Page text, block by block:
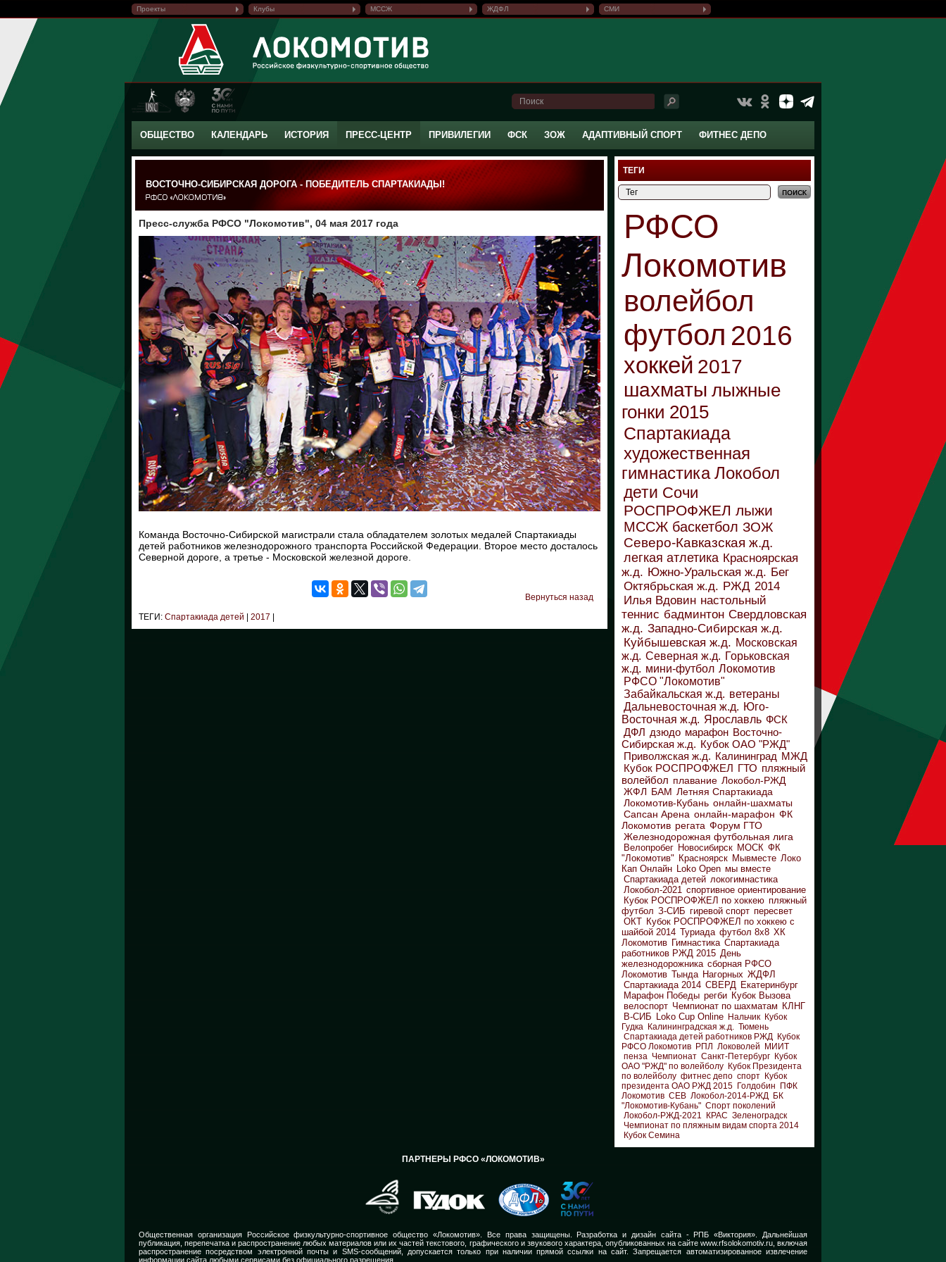
Проекты Клубы МССЖ ЖДФЛ СМИ
ОБЩЕСТВО КАЛЕНДАРЬ ИСТОРИЯ ПРЕСС-ЦЕНТР ПРИВИЛЕГИИ ФСК ЗОЖ АДАПТИВНЫЙ СПОРТ ФИТНЕС ДЕПО
ВОСТОЧНО-СИБИРСКАЯ ДОРОГА - ПОБЕДИТЕЛЬ СПАРТАКИАДЫ!
Пресс-служба РФСО "Локомотив", 04 мая 2017 года
Команда Восточно-Сибирской магистрали стала обладателем золотых медалей Спартакиады
детей работников железнодорожного транспорта Российской Федерации. Второе место досталось
Северной дороге, а третье - Московской железной дороге.
Вернуться назад
ТЕГИ: Спартакиада детей 2017
ТЕГИ
РФСО
Локомотив
волейбол
футбол 2016
хоккей 2017
шахматы лыжные
гонки 2015
Спартакиада
художественная
гимнастика Локобол
дети Сочи
РОСПРОФЖЕЛ лыжи
МССЖ баскетбол ЗОЖ
Северо-Кавказская ж.д.
легкая атлетика Красноярская
ж.д. Южно-Уральская ж.д. Бег
Октябрьская ж.д. РЖД 2014
Илья Вдовин настольный
теннис бадминтон Свердловская
ж.д. Западно-Сибирская ж.д.
Куйбышевская ж.д. Московская
ж.д. Северная ж.д. Горьковская
ж.д. мини-футбол Локомотив
РФСО "Локомотив"
Забайкальская ж.д. ветераны
Дальневосточная ж.д. Юго-
Восточная ж.д. Ярославль ФСК
ДФЛ дзюдо марафон Восточно-
Сибирская ж.д. Кубок ОАО "РЖД"
Приволжская ж.д. Калининград МЖД
Кубок РОСПРОФЖЕЛ ГТО пляжный
волейбол плавание Локобол-РЖД
ЖФЛ БАМ Летняя Спартакиада
Локомотив-Кубань онлайн-шахматы
Сапсан Арена онлайн-марафон ФК
Локомотив регата Форум ГТО
Железнодорожная футбольная лига
Велопробег Новосибирск МОСК ФК
"Локомотив" Красноярск Мывместе Локо
Кап Онлайн Loko Open мы вместе
Спартакиада детей локогимнастика
Локобол-2021 спортивное ориентирование
Кубок РОСПРОФЖЕЛ по хоккею пляжный
футбол З-СИБ гиревой спорт пересвет
ОКТ Кубок РОСПРОФЖЕЛ по хоккею с
шайбой 2014 Туриада футбол 8х8 ХК
Локомотив Гимнастика Спартакиада
работников РЖД 2015 День
железнодорожника сборная РФСО
Локомотив Тында Нагорных ЖДФЛ
Спартакиада 2014 СВЕРД Екатеринбург
Марафон Победы регби Кубок Вызова
велоспорт Чемпионат по шахматам КЛНГ
В-СИБ Loko Cup Online Нальчик Кубок
Гудка Калининградская ж.д. Тюмень
Спартакиада детей работников РЖД Кубок
РФСО Локомотив РПЛ Локоволей
МИИТ
пенза Чемпионат Санкт-Петербург Кубок
ОАО "РЖД" по волейболу Кубок Президента
по волейболу фитнес депо спорт Кубок
президента ОАО РЖД 2015 Голдобин
ПФК
Локомотив СЕВ Локобол-2014-РЖД БК
"Локомотив-Кубань" Спорт поколений
Локобол-РЖД-2021
КРАС Зеленоградск
Чемпионат по пляжным видам спорта 2014
Кубок Семина
ПАРТНЕРЫ РФСО «ЛОКОМОТИВ»
Общественная организация Российское физкультурно-спортивное общество «Локомотив». Все права защищены. Разработка и дизайн сайта - РПБ «Виктория».
Дальнейшая
публикация, перепечатка и распространение любых материалов или их частей текстового, графического и звукового характера, опубликованных на сайте www.rfsolokomotiv.ru, включая
распространение посредством электронной почты и SMS-сообщений, допускается только при наличии прямой ссылки на сайт. Запрещается автоматизированное извлечение
информации сайта любыми сервисами без официального разрешения.